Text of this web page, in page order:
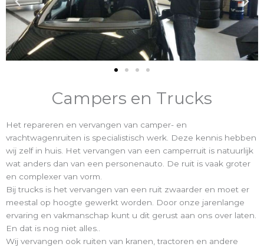
Campers en Trucks
Het repareren en vervangen van camper- en
vrachtwagenruiten is specialistisch werk. Deze kennis hebben
wij zelf in huis. Het vervangen van een camperruit is natuurlijk
wat anders dan van een personenauto. De ruit is vaak groter
en complexer van vorm.
Bij trucks is het vervangen van een ruit zwaarder en moet er
meestal op hoogte gewerkt worden. Door onze jarenlange
ervaring en vakmanschap kunt u dit gerust aan ons over laten.
En dat is nog niet alles..
Wij vervangen ook ruiten van kranen, tractoren en andere